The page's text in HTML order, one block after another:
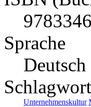
Sprache
Deutsch
Unternehmenskultur